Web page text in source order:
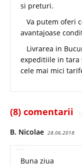
si preturi.
Va putem oferi
avantajoase
Livrarea in
expeditiile in tara
cele mai mici
(8) comentarii
B. Nicolae 28.06.2018
Buna ziua